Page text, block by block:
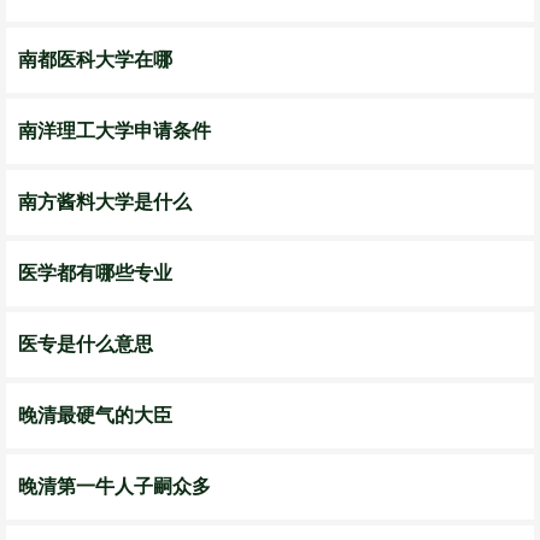
南都医科大学在哪
南洋理工大学申请条件
南方酱料大学是什么
医学都有哪些专业
医专是什么意思
晚清最硬气的大臣
晚清第一牛人子嗣众多